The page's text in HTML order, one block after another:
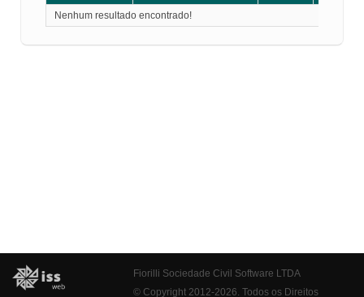
Nenhum resultado encontrado!
Fiorilli Sociedade Civil Software LTDA
© Copyright 2012-2026. Todos os Direitos